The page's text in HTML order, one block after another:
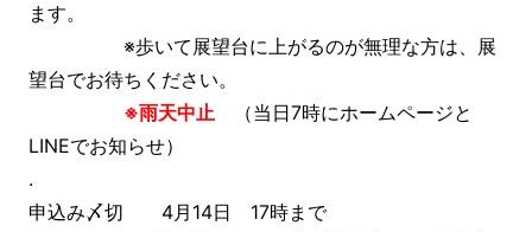
ます。
※歩いて展望台に上がるのが無理な方は、展
望台でお待ちください。
※雨天中止
（当日7時にホームページと
LINEでお知らせ）
.
申込み〆切 4月14日 17時まで